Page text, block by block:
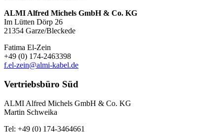
ALMI Alfred Michels GmbH & Co. KG
Im Lütten Dörp 26
21354 Garze/Bleckede
Fatima El-Zein
+49 (0) 174-2463398
f.el-zein@almi-kabel.de
Vertriebsbüro Süd
ALMI Alfred Michels GmbH & Co. KG
Martin Schweika
Tel: +49 (0) 174-3464661